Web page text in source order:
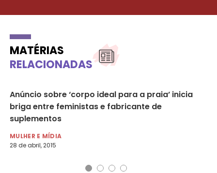
MATÉRIAS
RELACIONADAS
Anúncio sobre ‘corpo ideal para a praia’ inicia
briga entre feministas e fabricante de
suplementos
MULHER E MÍDIA
28 de abril, 2015